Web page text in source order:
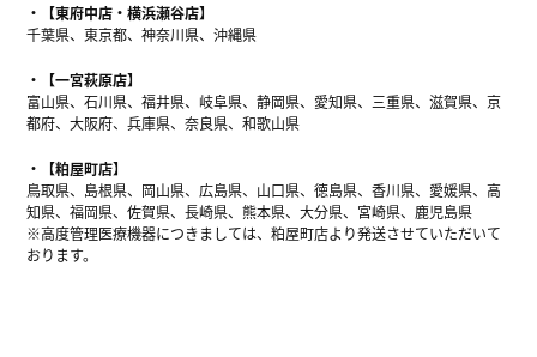
【東府中店・横浜瀬谷店】
千葉県、東京都、神奈川県、沖縄県
【一宮萩原店】
富山県、石川県、福井県、岐阜県、静岡県、愛知県、三重県、滋賀県、京
都府、大阪府、兵庫県、奈良県、和歌山県
【粕屋町店】
鳥取県、島根県、岡山県、広島県、山口県、徳島県、香川県、愛媛県、高
知県、福岡県、佐賀県、長崎県、熊本県、大分県、宮崎県、鹿児島県
※高度管理医療機器につきましては、粕屋町店より発送させていただいて
おります。